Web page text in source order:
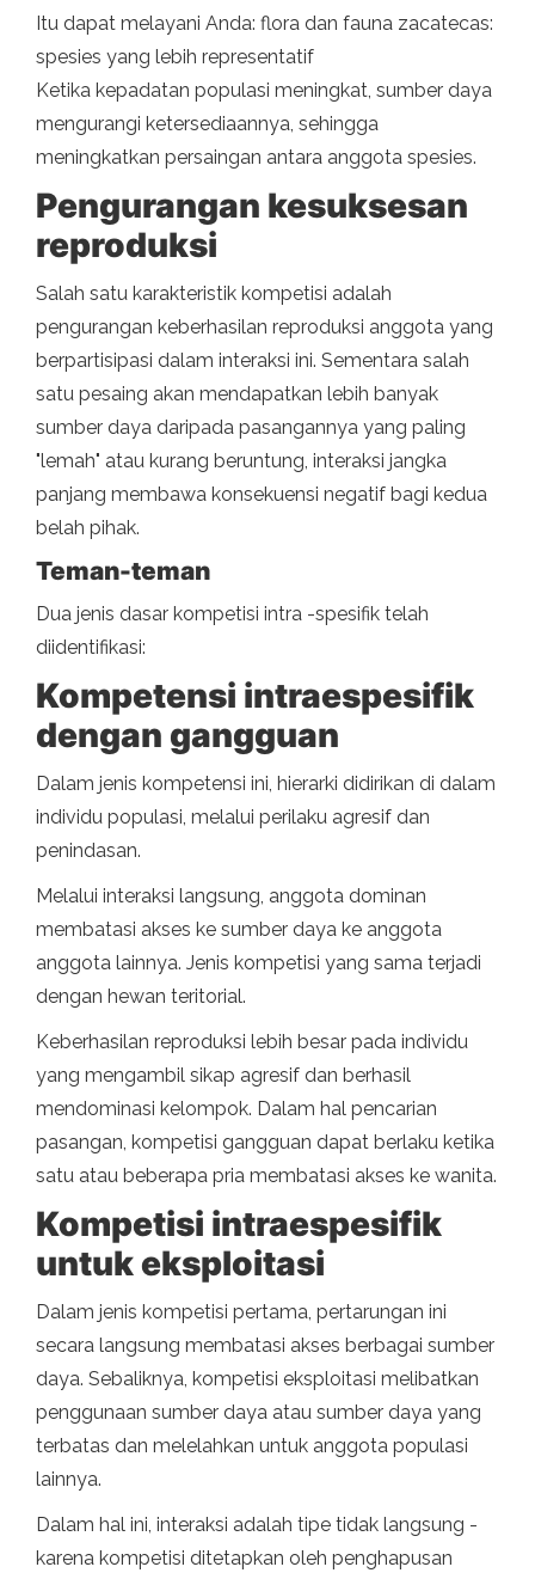
Itu dapat melayani Anda: flora dan fauna zacatecas:
spesies yang lebih representatif
Ketika kepadatan populasi meningkat, sumber daya
mengurangi ketersediaannya, sehingga
meningkatkan persaingan antara anggota spesies.
Pengurangan kesuksesan
reproduksi
Salah satu karakteristik kompetisi adalah
pengurangan keberhasilan reproduksi anggota yang
berpartisipasi dalam interaksi ini. Sementara salah
satu pesaing akan mendapatkan lebih banyak
sumber daya daripada pasangannya yang paling
"lemah" atau kurang beruntung, interaksi jangka
panjang membawa konsekuensi negatif bagi kedua
belah pihak.
Teman-teman
Dua jenis dasar kompetisi intra -spesifik telah
diidentifikasi:
Kompetensi intraespesifik
dengan gangguan
Dalam jenis kompetensi ini, hierarki didirikan di dalam
individu populasi, melalui perilaku agresif dan
penindasan.
Melalui interaksi langsung, anggota dominan
membatasi akses ke sumber daya ke anggota
anggota lainnya. Jenis kompetisi yang sama terjadi
dengan hewan teritorial.
Keberhasilan reproduksi lebih besar pada individu
yang mengambil sikap agresif dan berhasil
mendominasi kelompok. Dalam hal pencarian
pasangan, kompetisi gangguan dapat berlaku ketika
satu atau beberapa pria membatasi akses ke wanita.
Kompetisi intraespesifik
untuk eksploitasi
Dalam jenis kompetisi pertama, pertarungan ini
secara langsung membatasi akses berbagai sumber
daya. Sebaliknya, kompetisi eksploitasi melibatkan
penggunaan sumber daya atau sumber daya yang
terbatas dan melelahkan untuk anggota populasi
lainnya.
Dalam hal ini, interaksi adalah tipe tidak langsung -
karena kompetisi ditetapkan oleh penghapusan